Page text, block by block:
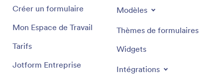
Créer un formulaire
Mon Espace de Travail
Tarifs
Jotform Entreprise
Modèles
Thèmes de formulaires
Widgets
Intégrations